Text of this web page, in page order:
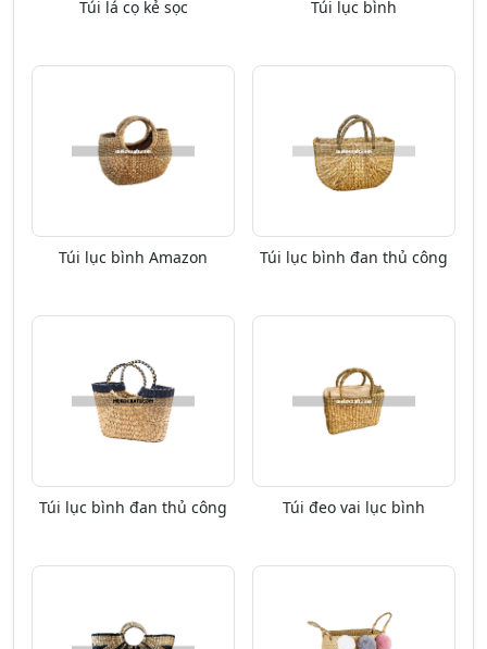
Túi lá cọ kẻ sọc Túi lục bình
Túi lục bình Amazon Túi lục bình đan thủ công
Túi lục bình đan thủ công Túi đeo vai lục bình